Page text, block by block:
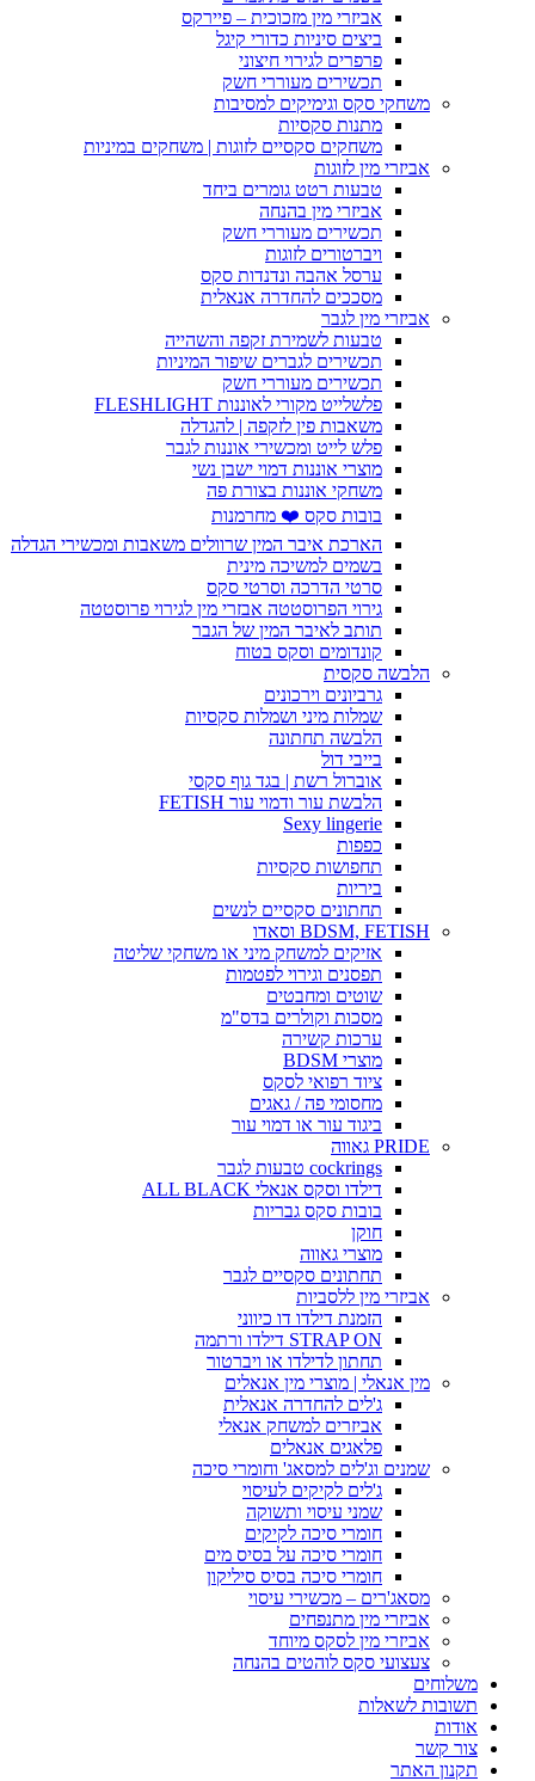
אביזרי מין מזכוכית – פיירקס
ביצים סיניות כדורי קיגל
פרפרים לגירוי חיצוני
תכשירים מעוררי חשק
משחקי סקס וגימיקים למסיבות
מתנות סקסיות
משחקים סקסיים לזוגות | משחקים במיניות
אביזרי מין לזוגות
טבעות רטט גומרים ביחד
אביזרי מין בהנחה
תכשירים מעוררי חשק
ויברטורים לזוגות
ערסל אהבה ונדנדות סקס
מסככים להחדרה אנאלית
אביזרי מין לגבר
טבעות לשמירת זקפה והשהייה
תכשירים לגברים שיפור המיניות
תכשירים מעוררי חשק
פלשלייט מקורי לאוננות FLESHLIGHT
משאבות פין לזקפה | להגדלה
פלש לייט ומכשירי אוננות לגבר
מוצרי אוננות דמוי ישבן נשי
משחקי אוננות בצורת פה
בובות סקס ❤️ מחרמנות
הארכת איבר המין שרוולים משאבות ומכשירי הגדלה
בשמים למשיכה מינית
סרטי הדרכה וסרטי סקס
גירוי הפרוסטטה אבזרי מין לגירוי פרוסטטה
תותב לאיבר המין של הגבר
קונדומים וסקס בטוח
הלבשה סקסית
גרביונים וירכונים
שמלות מיני ושמלות סקסיות
הלבשה תחתונה
בייבי דול
אוברול רשת | בגד גוף סקסי
הלבשת עור ודמוי עור FETISH
Sexy lingerie
כפפות
תחפושות סקסיות
ביריות
תחתונים סקסיים לנשים
BDSM, FETISH וסאדו
אזיקים למשחק מיני או משחקי שליטה
תפסנים וגירוי לפטמות
שוטים ומחבטים
מסכות וקולרים בדס"מ
ערכות קשירה
מוצרי BDSM
ציוד רפואי לסקס
מחסומי פה / גאגים
ביגוד עור או דמוי עור
PRIDE גאווה
cockrings טבעות לגבר
דילדו וסקס אנאלי ALL BLACK
בובות סקס גבריות
חוקן
מוצרי גאווה
תחתונים סקסיים לגבר
אביזרי מין ללסביות
הזמנת דילדו דו כיווני
STRAP ON דילדו ורתמה
תחתון לדילדו או ויברטור
מין אנאלי | מוצרי מין אנאלים
ג'לים להחדרה אנאלית
אביזרים למשחק אנאלי
פלאגים אנאלים
שמנים וג'לים למסאג' וחומרי סיכה
ג'לים לקיקים לעיסוי
שמני עיסוי ותשוקה
חומרי סיכה לקיקים
חומרי סיכה על בסיס מים
חומרי סיכה בסיס סיליקון
מסאג'רים – מכשירי עיסוי
אביזרי מין מתנפחים
אביזרי מין לסקס מיוחד
צעצועי סקס לוהטים בהנחה
משלוחים
תשובות לשאלות
אודות
צור קשר
תקנון האתר